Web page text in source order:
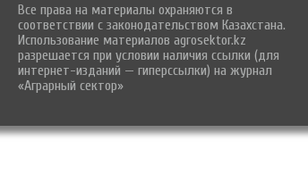
Все права на материалы охраняются в
соответствии с законодательством Казахстана.
Использование материалов agrosektor.kz
разрешается при условии наличия ссылки (для
интернет-изданий — гиперссылки) на журнал
«Аграрный сектор»